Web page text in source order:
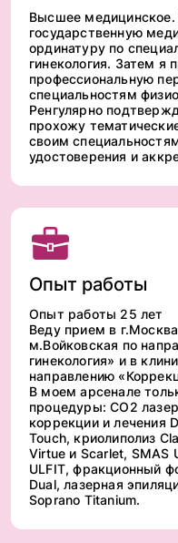
Высшее медицинское.
государственную
ординатуру по
гинекология. Затем я
профессиональную
специальностям
Ренгулярно
прохожу
своим
удостоверения и
Опыт работы
Опыт работы 25 лет
Веду прием в
м.Войковская по
гинекология» и в
направлению
В моем арсенале
процедуры: СО2 лазер
коррекции и лечения
Touch, криолиполиз
Virtue и Scarlet, SMAS
ULFIT, фракционный
Dual, лазерная
Soprano Titanium.